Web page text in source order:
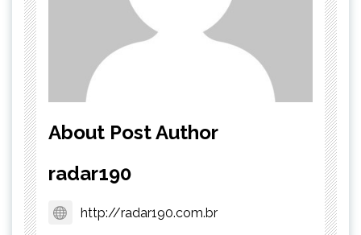
About Post Author
radar190
http://radar190.com.br